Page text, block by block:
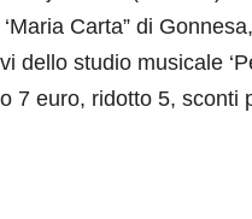
Carta” di
dello studio musicale
7 euro, ridotto 5, sconti